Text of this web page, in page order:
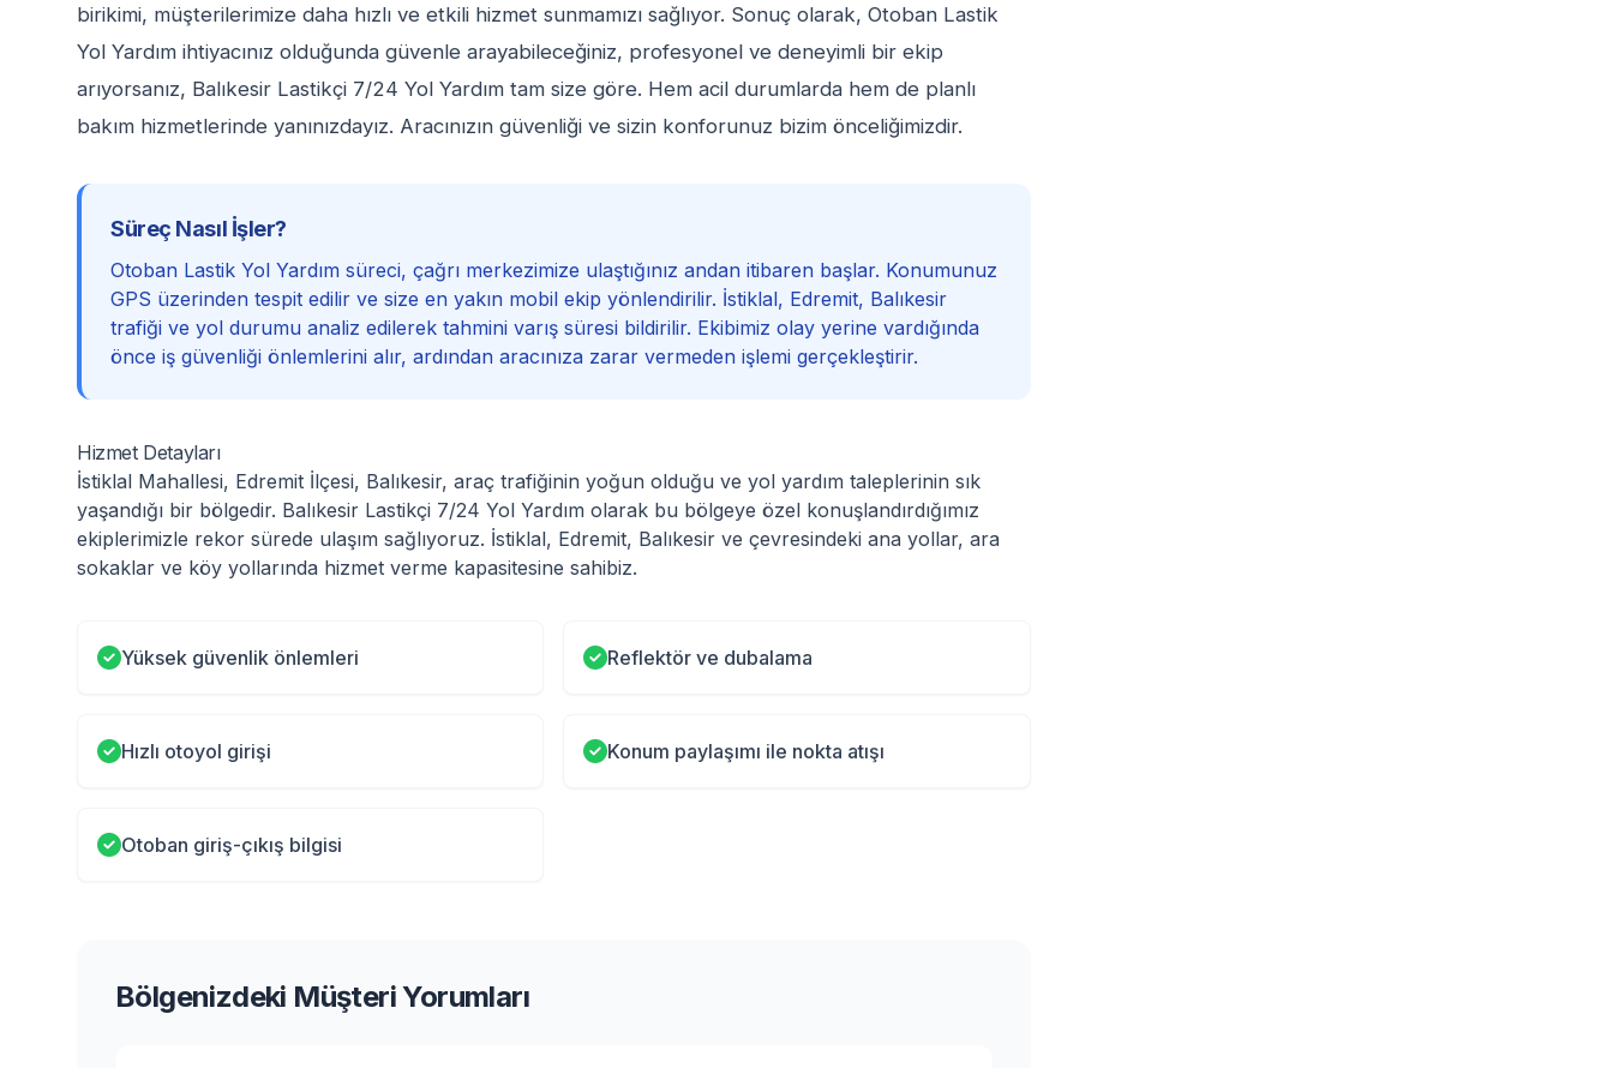
birikimi, müşterilerimize daha hızlı ve etkili hizmet sunmamızı sağlıyor. Sonuç olarak, Otoban Lastik
Yol Yardım ihtiyacınız olduğunda güvenle arayabileceğiniz, profesyonel ve deneyimli bir ekip
arıyorsanız, Balıkesir Lastikçi 7/24 Yol Yardım tam size göre. Hem acil durumlarda hem de planlı
bakım hizmetlerinde yanınızdayız. Aracınızın güvenliği ve sizin konforunuz bizim önceliğimizdir.
Süreç Nasıl İşler?
Otoban Lastik Yol Yardım süreci, çağrı merkezimize ulaştığınız andan itibaren başlar. Konumunuz
GPS üzerinden tespit edilir ve size en yakın mobil ekip yönlendirilir. İstiklal, Edremit, Balıkesir
trafiği ve yol durumu analiz edilerek tahmini varış süresi bildirilir. Ekibimiz olay yerine vardığında
önce iş güvenliği önlemlerini alır, ardından aracınıza zarar vermeden işlemi gerçekleştirir.
Hizmet Detayları
İstiklal Mahallesi, Edremit İlçesi, Balıkesir, araç trafiğinin yoğun olduğu ve yol yardım taleplerinin sık
yaşandığı bir bölgedir. Balıkesir Lastikçi 7/24 Yol Yardım olarak bu bölgeye özel konuşlandırdığımız
ekiplerimizle rekor sürede ulaşım sağlıyoruz. İstiklal, Edremit, Balıkesir ve çevresindeki ana yollar, ara
sokaklar ve köy yollarında hizmet verme kapasitesine sahibiz.
Yüksek güvenlik önlemleri Reflektör ve dubalama
Hızlı otoyol girişi Konum paylaşımı ile nokta atışı
Otoban giriş-çıkış bilgisi
Bölgenizdeki Müşteri Yorumları